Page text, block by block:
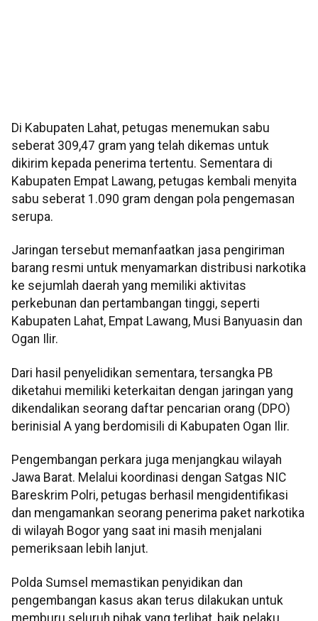
Di Kabupaten Lahat, petugas menemukan sabu
seberat 309,47 gram yang telah dikemas untuk
dikirim kepada penerima tertentu. Sementara di
Kabupaten Empat Lawang, petugas kembali menyita
sabu seberat 1.090 gram dengan pola pengemasan
serupa.
Jaringan tersebut memanfaatkan jasa pengiriman
barang resmi untuk menyamarkan distribusi narkotika
ke sejumlah daerah yang memiliki aktivitas
perkebunan dan pertambangan tinggi, seperti
Kabupaten Lahat, Empat Lawang, Musi Banyuasin dan
Ogan Ilir.
Dari hasil penyelidikan sementara, tersangka PB
diketahui memiliki keterkaitan dengan jaringan yang
dikendalikan seorang daftar pencarian orang (DPO)
berinisial A yang berdomisili di Kabupaten Ogan Ilir.
Pengembangan perkara juga menjangkau wilayah
Jawa Barat. Melalui koordinasi dengan Satgas NIC
Bareskrim Polri, petugas berhasil mengidentifikasi
dan mengamankan seorang penerima paket narkotika
di wilayah Bogor yang saat ini masih menjalani
pemeriksaan lebih lanjut.
Polda Sumsel memastikan penyidikan dan
pengembangan kasus akan terus dilakukan untuk
memburu seluruh pihak yang terlibat, baik pelaku